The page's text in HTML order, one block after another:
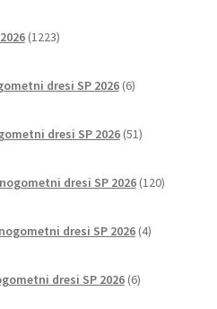
1223izdelkov
dresi SP 2026 6izdelkov
dresi SP 2026 51izdelkov
dresi SP 2026 120izdelkov
dresi SP 2026 4izdelki
dresi SP 2026 6izdelkov